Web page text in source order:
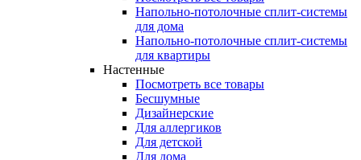
Напольно-потолочные сплит-системы
для дома
Напольно-потолочные сплит-системы
для квартиры
Настенные
Посмотреть все товары
Бесшумные
Дизайнерские
Для аллергиков
Для детской
Для дома